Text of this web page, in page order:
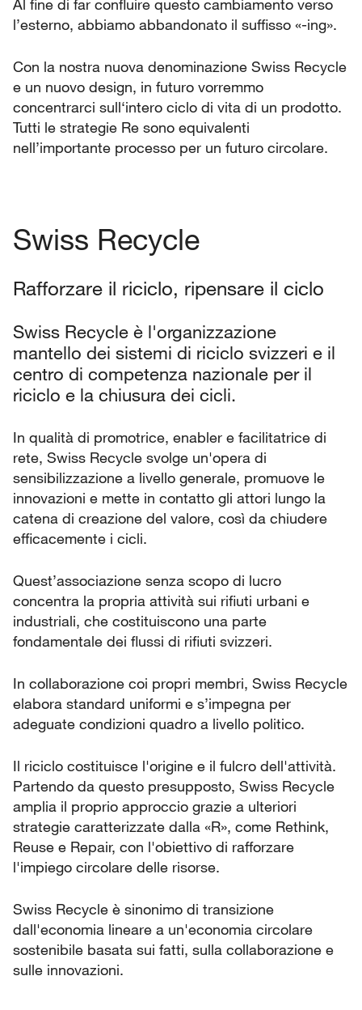
Al fine di far confluire questo cambiamento verso
l’esterno, abbiamo abbandonato il suffisso «-ing».
Con la nostra nuova denominazione Swiss Recycle
e un nuovo design, in futuro vorremmo
concentrarci sull‘intero ciclo di vita di un prodotto.
Tutti le strategie Re sono equivalenti
nell’importante processo per un futuro circolare.
Swiss Recycle
Rafforzare il riciclo, ripensare il ciclo
Swiss Recycle è l'organizzazione
mantello dei sistemi di riciclo svizzeri e il
centro di competenza nazionale per il
riciclo e la chiusura dei cicli.
In qualità di promotrice, enabler e facilitatrice di
rete, Swiss Recycle svolge un'opera di
sensibilizzazione a livello generale, promuove le
innovazioni e mette in contatto gli attori lungo la
catena di creazione del valore, così da chiudere
efficacemente i cicli.
Quest’associazione senza scopo di lucro
concentra la propria attività sui rifiuti urbani e
industriali, che costituiscono una parte
fondamentale dei flussi di rifiuti svizzeri.
In collaborazione coi propri membri, Swiss Recycle
elabora standard uniformi e s’impegna per
adeguate condizioni quadro a livello politico.
Il riciclo costituisce l'origine e il fulcro dell'attività.
Partendo da questo presupposto, Swiss Recycle
amplia il proprio approccio grazie a ulteriori
strategie caratterizzate dalla «R», come Rethink,
Reuse e Repair, con l'obiettivo di rafforzare
l'impiego circolare delle risorse.
Swiss Recycle è sinonimo di transizione
dall'economia lineare a un'economia circolare
sostenibile basata sui fatti, sulla collaborazione e
sulle innovazioni.